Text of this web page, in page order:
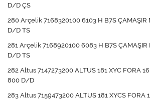
D/D ÇS
280 Arçelik 7168320100 6103 H B7S ÇAMAŞIR
D/D TS
281 Arçelik 7168920100 6083 H B7S ÇAMAŞIR
D/D TS
282 Altus 7147273200 ALTUS 181 XYC FORA
800 D/D
283 Altus 7159473200 ALTUS 181 XYCS FORA